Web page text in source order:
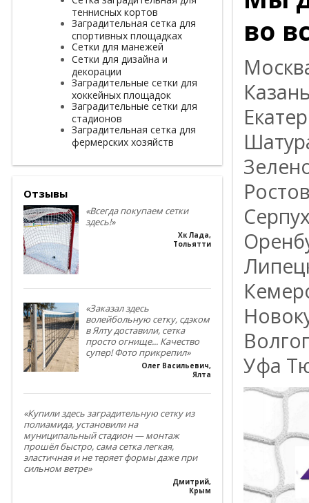
теннисных кортов
Заградительная сетка для
спортивных площадках
Сетки для манежей
Сетки для дизайна и
декорации
Заградительные сетки для
хоккейных площадок
Заградительные сетки для
стадионов
Заградительная сетка для
фермерских хозяйств
Отзывы
«Всегда покупаем сетки
здесь!»
Хк Лада,
Тольятти
«Заказал здесь
волейбольную сетку, сдэком
в Ялту доставили, сетка
просто огнище... Качество
супер! Фото прикрепил»
Олег Васильевич,
Ялта
«Купили здесь заградительную сетку из
полиамида, установили на
муниципальный стадион — монтаж
прошёл быстро, сама сетка легкая,
эластичная и не теряет формы даже при
сильном ветре»
Дмитрий,
Крым
во
Уфа